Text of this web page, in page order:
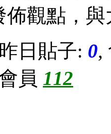
佈觀點，
日貼子: 0,
員 112